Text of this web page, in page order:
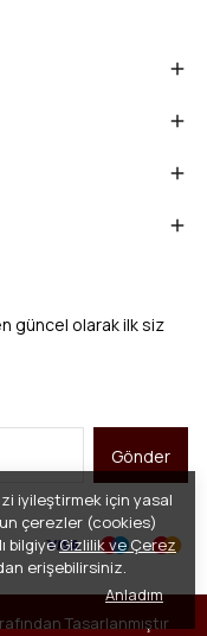
iyileştirmek için yasal
çerezler (cookies)
bilgiyeGizlilik ve Çerez
erişebilirsiniz.
Anladım
güncel olarak ilk siz
Gönder
Tasarlanmıştır